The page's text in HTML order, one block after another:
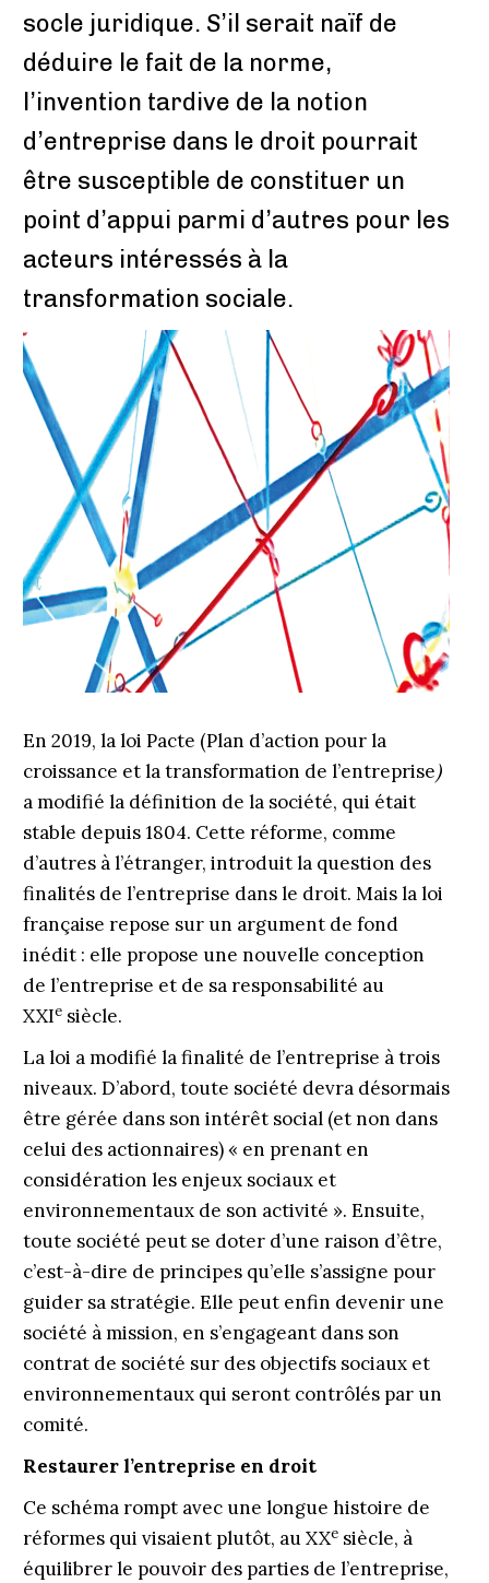
socle juridique. S’il serait naïf de
déduire le fait de la norme,
l’invention tardive de la notion
d’entreprise dans le droit pourrait
être susceptible de constituer un
point d’appui parmi d’autres pour les
acteurs ­intéressés à la
transformation sociale.
En 2019, la loi Pacte (Plan d’action pour la
croissance et la transformation de l’entreprise)
a modifié la définition de la société, qui était
stable depuis 1804. Cette réforme, comme
d’autres à l’étranger, introduit la question des
finalités de l’entreprise dans le droit. Mais la loi
française repose sur un argument de fond
inédit : elle propose une nouvelle conception
de l’entreprise et de sa responsabilité au
XXIesiècle.
La loi a modifié la finalité de l’entreprise à trois
niveaux. D’abord, toute société devra désormais
être gérée dans son intérêt social (et non dans
celui des actionnaires) « en prenant en
considération les enjeux sociaux et
environnementaux de son activité ». Ensuite,
toute société peut se doter d’une raison d’être,
c’est-à-dire de principes qu’elle s’assigne pour
guider sa stratégie. Elle peut enfin devenir une
société à mission, en s’engageant dans son
contrat de société sur des objectifs sociaux et
environnementaux qui seront contrôlés par un
comité.
Restaurer l’entreprise en droit
Ce schéma rompt avec une longue histoire de
réformes qui visaient plutôt, au XXesiècle, à
équilibrer le pouvoir des parties de l’entreprise,